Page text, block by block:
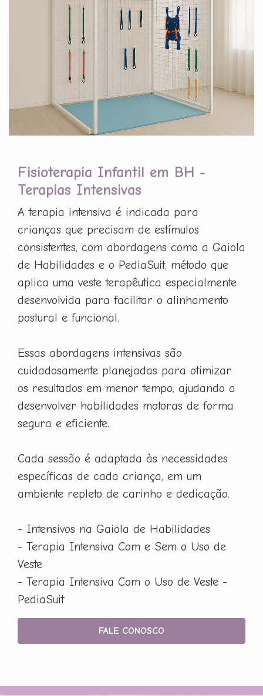
Fisioterapia Infantil em BH -
Terapias Intensivas
A terapia intensiva é indicada para
crianças que precisam de estímulos
consistentes, com abordagens como a Gaiola
de Habilidades e o PediaSuit, método que
aplica uma veste terapêutica especialmente
desenvolvida para facilitar o alinhamento
postural e funcional.
Essas abordagens intensivas são
cuidadosamente planejadas para otimizar
os resultados em menor tempo, ajudando a
desenvolver habilidades motoras de forma
segura e eficiente.
Cada sessão é adaptada às necessidades
específicas de cada criança, em um
ambiente repleto de carinho e dedicação.
- Intensivos na Gaiola de Habilidades
- Terapia Intensiva Com e Sem o Uso de
Veste
- Terapia Intensiva Com o Uso de Veste -
PediaSuit
FALE CONOSCO